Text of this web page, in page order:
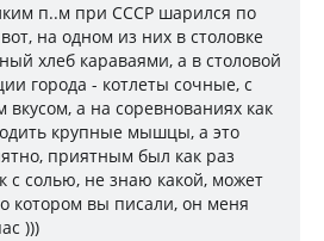
п..м при СССР шарился по
на одном из них в столовке
хлеб караваями, а в столовой
города - котлеты сочные, с
а на соревнованиях как
крупные мышцы, а это
приятным был как раз
с солью, не знаю какой, может
котором вы писали, он меня
)))